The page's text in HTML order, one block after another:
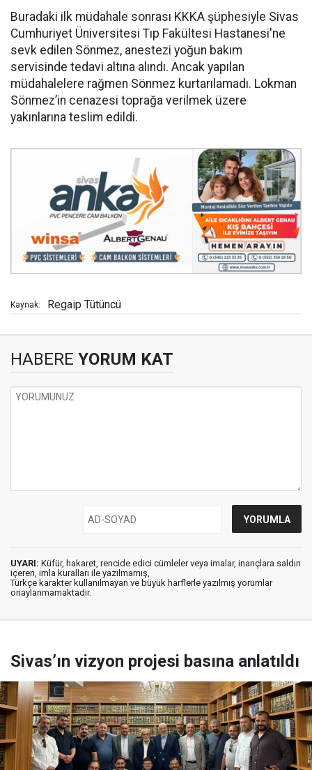
Buradaki ilk müdahale sonrası KKKA şüphesiyle Sivas
Cumhuriyet Üniversitesi Tıp Fakültesi Hastanesi'ne
sevk edilen Sönmez, anestezi yoğun bakım
servisinde tedavi altına alındı. Ancak yapılan
müdahalelere rağmen Sönmez kurtarılamadı. Lokman
Sönmez’in cenazesi toprağa verilmek üzere
yakınlarına teslim edildi.
Kaynak: Regaip Tütüncü
HABERE YORUM KAT
UYARI: Küfür, hakaret, rencide edici cümleler veya imalar, inançlara saldırı
içeren, imla kuralları ile yazılmamış,
Türkçe karakter kullanılmayan ve büyük harflerle yazılmış yorumlar
onaylanmamaktadır.
Sivas’ın vizyon projesi basına anlatıldı